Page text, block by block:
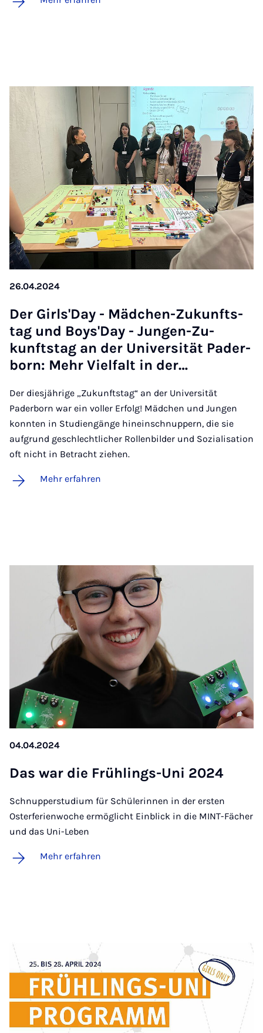
26.04.2024
Der Girls'Day - Mäd­chen-Zu­kunfts­
tag und Boys'Day - Jun­gen-Zu­
kunfts­tag an der Uni­ver­si­tät Pa­der­
born: Mehr Viel­falt in der…
Der diesjährige „Zukunftstag“ an der Universität
Paderborn war ein voller Erfolg! Mädchen und Jungen
konnten in Studiengänge hineinschnuppern, die sie
aufgrund geschlechtlicher Rollenbilder und Sozialisation
oft nicht in Betracht ziehen.
Mehr erfahren
04.04.2024
Das war die Früh­lings-Uni 2024
Schnupperstudium für Schülerinnen in der ersten
Osterferienwoche ermöglicht Einblick in die MINT-Fächer
und das Uni-Leben
Mehr erfahren